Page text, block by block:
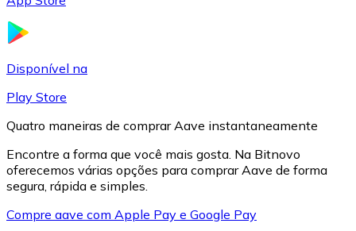
Disponível na
Play Store
Quatro maneiras de comprar Aave instantaneamente
Encontre a forma que você mais gosta. Na Bitnovo
oferecemos várias opções para comprar Aave de forma
segura, rápida e simples.
Compre aave com Apple Pay e Google Pay